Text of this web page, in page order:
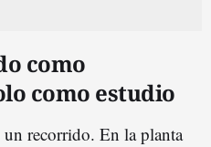
como
como estudio
recorrido. En la planta